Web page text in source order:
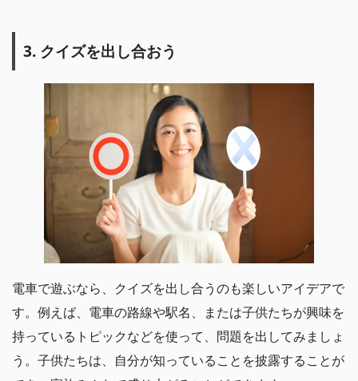
3. クイズを出し合おう
電車で遊ぶなら、クイズを出し合うのも楽しいアイデアで
す。例えば、電車の路線や駅名、または子供たちが興味を
持っているトピックなどを使って、問題を出してみましょ
う。子供たちは、自分が知っていることを披露することが